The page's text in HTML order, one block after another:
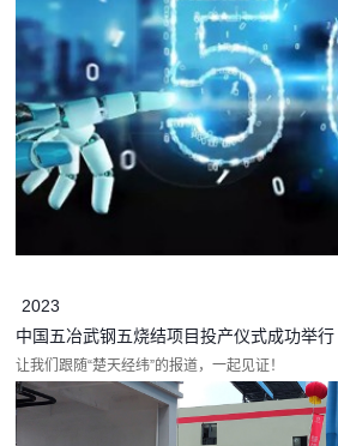
2023
中国五冶武钢五烧结项目投产仪式成功举行
让我们跟随“楚天经纬”的报道，一起见证！